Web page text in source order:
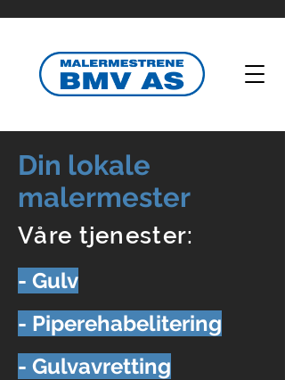
Din lokale
malermester
Våre tjenester:
- Gulv
- Piperehabelitering
- Gulvavretting